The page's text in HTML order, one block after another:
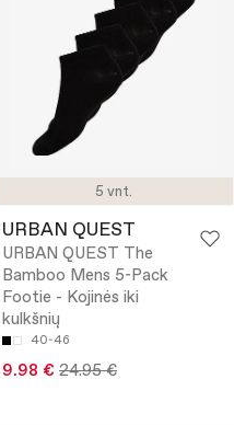
5 vnt.
URBAN QUEST
URBAN QUEST The
Bamboo Mens 5-Pack
Footie - Kojinės iki
kulkšnių
40-46
9.98 € 24.95 €